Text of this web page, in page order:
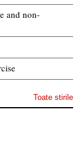
and non-
Toate stirile